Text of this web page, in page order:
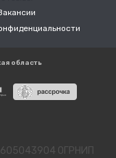
область
ОГРНИП